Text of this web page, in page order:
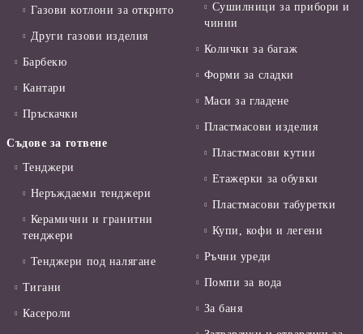
Газови котлони за открито
Други газови изделия
Барбекю
Кантари
Пръскачки
Съдове за готвене
Тенджери
Неръждаеми тенджери
Керамични и гранитни
тенджери
Тенджери под налягане
Тигани
Касероли
Сушилници за прибори и
чинии
Колички за багаж
Форми за сладки
Маси за гладене
Пластмасови изделия
Пластмасови кутии
Етажерки за обувки
Пластмасови табуретки
Купи, кофи и легени
Ръчни уреди
Помпи за вода
За баня